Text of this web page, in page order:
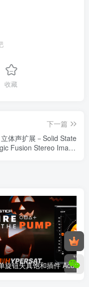
收藏
下一篇
立体声扩展－Solid State
Fusion Stereo Image